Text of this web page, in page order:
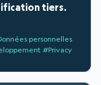
tiers.
personnelles
#Privacy